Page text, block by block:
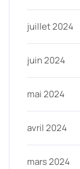
juillet 2024
juin 2024
mai 2024
avril 2024
mars 2024